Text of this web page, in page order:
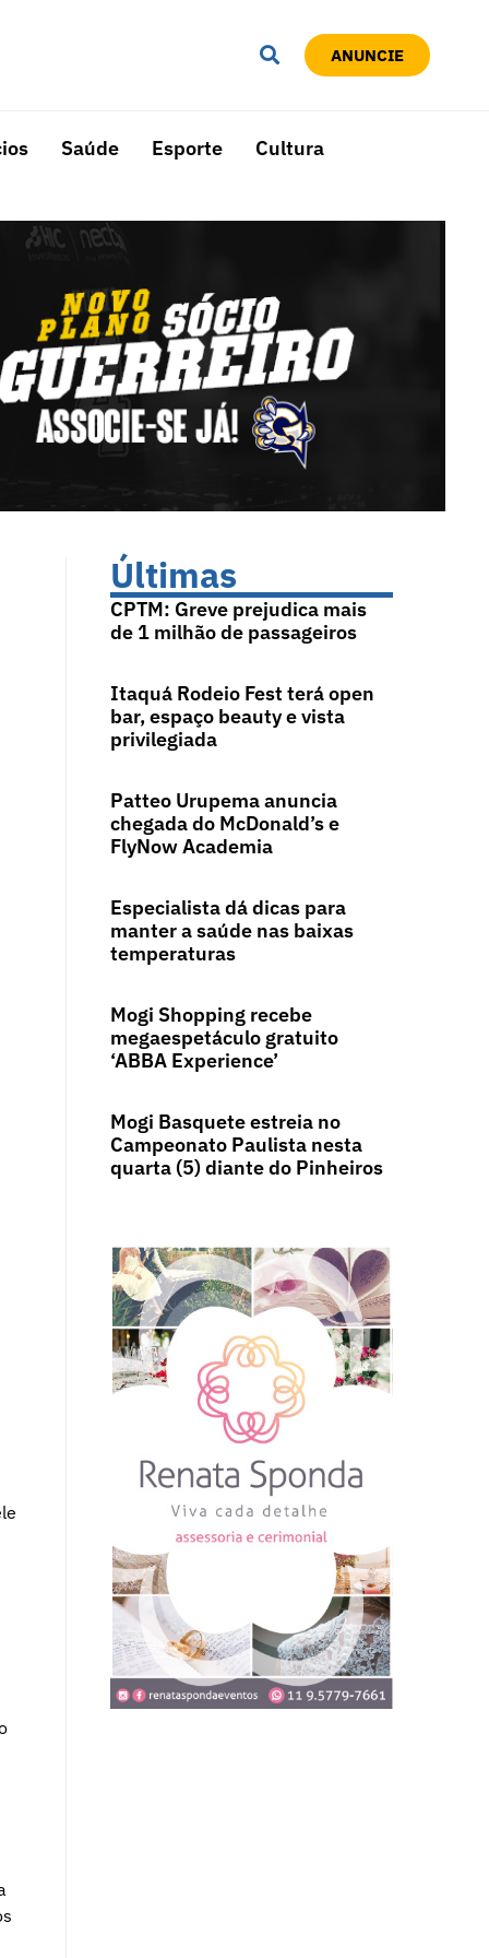
ANUNCIE
Saúde Esporte Cultura
Últimas
CPTM: Greve prejudica mais
de 1 milhão de passageiros
Itaquá Rodeio Fest terá open
bar, espaço beauty e vista
privilegiada
Patteo Urupema anuncia
chegada do McDonald’s e
FlyNow Academia
Especialista dá dicas para
manter a saúde nas baixas
temperaturas
Mogi Shopping recebe
megaespetáculo gratuito
‘ABBA Experience’
Mogi Basquete estreia no
Campeonato Paulista nesta
quarta (5) diante do Pinheiros